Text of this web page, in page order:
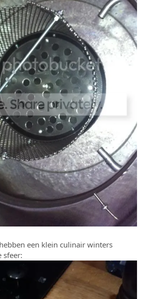
een klein culinair winters
sfeer: